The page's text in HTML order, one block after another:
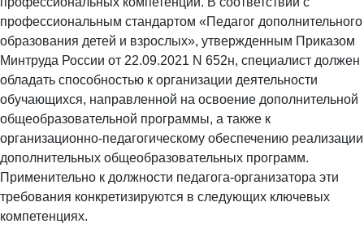
профессиональным стандартом «Педагог дополнительного
образования детей и взрослых», утвержденным Приказом
Минтруда России от 22.09.2021 N 652н, специалист должен
обладать способностью к организации деятельности
обучающихся, направленной на освоение дополнительной
общеобразовательной программы, а также к
организационно-педагогическому обеспечению реализации
дополнительных общеобразовательных программ.
Применительно к должности педагога-организатора эти
требования конкретизируются в следующих ключевых
компетенциях.